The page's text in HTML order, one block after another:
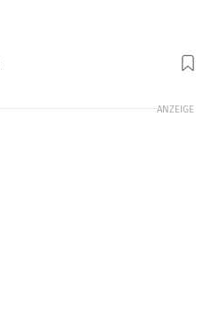
Foto: Dirk Schäfer
ANZEIGE